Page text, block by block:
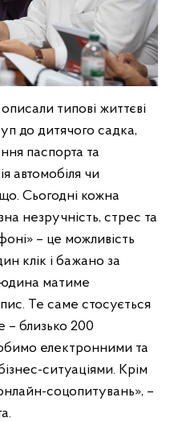
типові життєві
до дитячого садка,
паспорта та
автомобіля чи
Сьогодні кожна
незручність, стрес та
– це можливість
клік і бажано за
матиме
Те саме стосується
– близько 200
електронними та
ситуаціями. Крім
соцопитувань», –